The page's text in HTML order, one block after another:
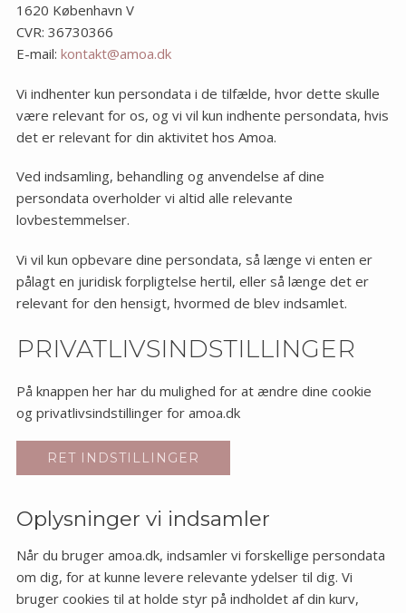
1620 København V
CVR: 36730366
E-mail: kontakt@amoa.dk
Vi indhenter kun persondata i de tilfælde, hvor dette skulle
være relevant for os, og vi vil kun indhente persondata, hvis
det er relevant for din aktivitet hos Amoa.
Ved indsamling, behandling og anvendelse af dine
persondata overholder vi altid alle relevante
lovbestemmelser.
Vi vil kun opbevare dine persondata, så længe vi enten er
pålagt en juridisk forpligtelse hertil, eller så længe det er
relevant for den hensigt, hvormed de blev indsamlet.
PRIVATLIVSINDSTILLINGER
På knappen her har du mulighed for at ændre dine cookie
og privatlivsindstillinger for amoa.dk
RET INDSTILLINGER
Oplysninger vi indsamler
Når du bruger amoa.dk, indsamler vi forskellige persondata
om dig, for at kunne levere relevante ydelser til dig. Vi
bruger cookies til at holde styr på indholdet af din kurv,